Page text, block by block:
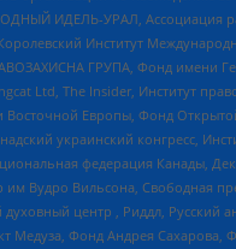
ИДЕЛЬ-УРАЛ, Ассоциация
Институт
ГРУПА, Фонд имени
Ltd, The Insider, Институт
Восточной Европы, Фонд
украинский конгресс,
федерация Канады,
им Вудро Вильсона, Свободная
духовный центр , Риддл, Русский
Медуза, Фонд Андрея Сахарова,